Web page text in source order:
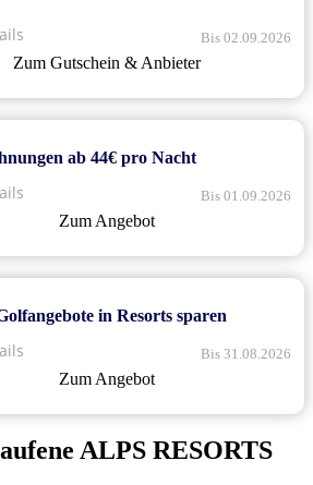
Zum Gutschein & Anbieter
Bis 02.09.2026
ab 44€ pro Nacht
Zum Angebot
Bis 01.09.2026
in Resorts sparen
Zum Angebot
Bis 31.08.2026
ALPS RESORTS